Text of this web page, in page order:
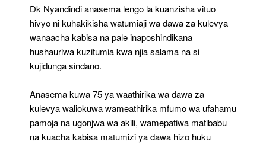
Dk Nyandindi anasema lengo la kuanzisha vituo
hivyo ni kuhakikisha watumiaji wa dawa za kulevya
wanaacha kabisa na pale inaposhindikana
hushauriwa kuzitumia kwa njia salama na si
kujidunga sindano.
Anasema kuwa 75 ya waathirika wa dawa za
kulevya waliokuwa wameathirika mfumo wa ufahamu
pamoja na ugonjwa wa akili, wamepatiwa matibabu
na kuacha kabisa matumizi ya dawa hizo huku